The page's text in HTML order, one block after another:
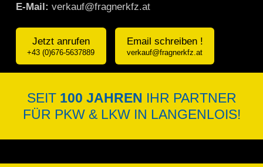
E-Mail: verkauf@fragnerkfz.at
Jetzt anrufen
+43 (0)676-5637889
Email schreiben !
verkauf@fragnerkfz.at
SEIT 100 JAHREN IHR PARTNER
FÜR PKW & LKW IN LANGENLOIS!